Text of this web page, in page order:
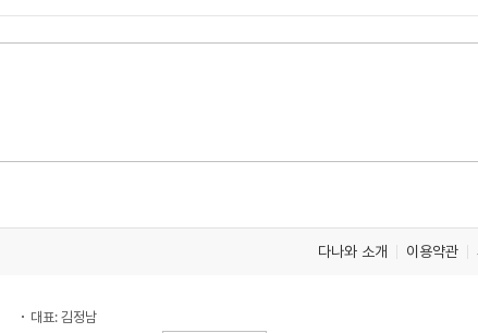
다나와 소개 이용약관
대표: 김정남